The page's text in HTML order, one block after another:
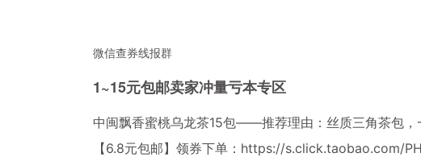
微信查券线报群
1~15元包邮卖家冲量亏本专区
中闽飘香蜜桃乌龙茶15包——推荐理由：丝质三角茶包
【6.8元包邮】领券下单： https://s.click.taobao.com/